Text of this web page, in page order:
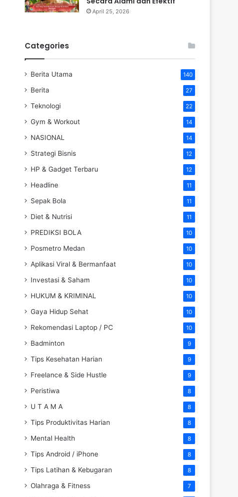
April 25, 2026
Categories
Berita Utama 140
Berita 27
Teknologi 22
Gym & Workout 14
NASIONAL 14
Strategi Bisnis 12
HP & Gadget Terbaru 12
Headline 11
Sepak Bola 11
Diet & Nutrisi 11
PREDIKSI BOLA 10
Posmetro Medan 10
Aplikasi Viral & Bermanfaat 10
Investasi & Saham 10
HUKUM & KRIMINAL 10
Gaya Hidup Sehat 10
Rekomendasi Laptop / PC 10
Badminton 9
Tips Kesehatan Harian 9
Freelance & Side Hustle 9
Peristiwa 8
U T A M A 8
Tips Produktivitas Harian 8
Mental Health 8
Tips Android / iPhone 8
Tips Latihan & Kebugaran 8
Olahraga & Fitness 7